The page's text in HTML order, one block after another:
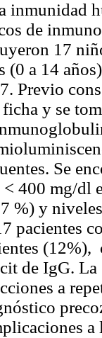
inmunidad
de
17
(0 a 14
Previo
y se
Se
< 400 mg/dl
%) y
pacientes
(12%),
de IgG. La
a
a